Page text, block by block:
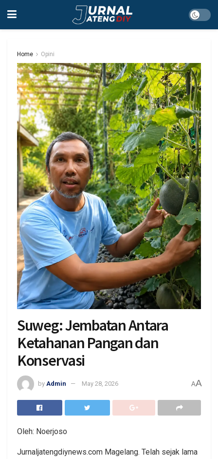
Home Opini
Suweg: Jembatan Antara
Ketahanan Pangan dan
Konservasi
by Admin May 28, 2026 AA
Oleh: Noerjoso
Jurnaljatengdiynews.com Magelang. Telah sejak lama